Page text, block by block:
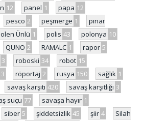
12 panel 1 papa 12
pesco 2 peşmerge 1
pınar
Ünlü 1 polis 43 polonya 10
QUNO 2 RAMALC 1 rapor 5
3 roboski 34 robot 15
3 röportaj 2 rusya 150 sağlık 1
savaş karşıtı 420 savaş karşıtlığı 3
suçu 77 savaşa hayır 1
siber 5 şiddetsizlik 45 şiir 4
Silah